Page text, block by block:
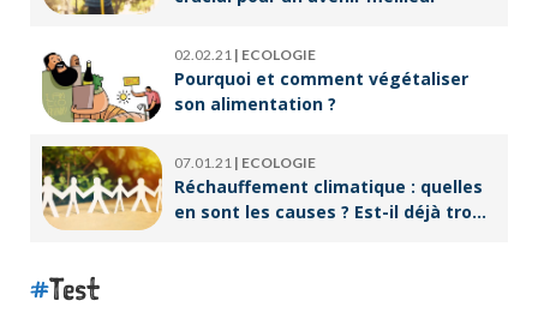
02.02.21 | ECOLOGIE
Pourquoi et comment végétaliser
son alimentation ?
07.01.21 | ECOLOGIE
Réchauffement climatique : quelles
en sont les causes ? Est-il déjà trop
Test